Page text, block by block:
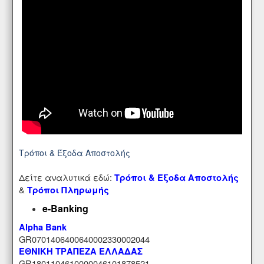
Τρόποι & Έξοδα Αποστολής
Δείτε αναλυτικά εδώ: Τρόποι & Έξοδα Αποστολής
& Τρόποι Πληρωμής
e-Banking
Alpha Bank
GR0701406400640002330002044
ΕΘΝΙΚΗ ΤΡΑΠΕΖΑ ΕΛΛΑΔΑΣ